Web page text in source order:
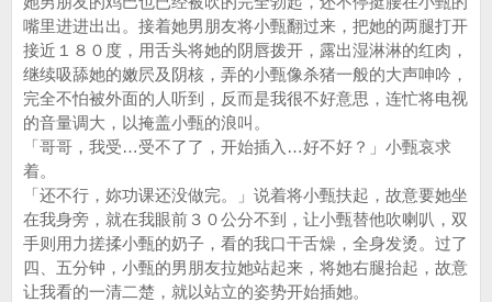
嘴里进进出出。接着她男朋友将小甄翻过来，把她的两腿打开
接近１８０度，用舌头将她的阴唇拨开，露出湿淋淋的红肉，
继续吸舔她的嫩屄及阴核，弄的小甄像杀猪一般的大声呻吟，
完全不怕被外面的人听到，反而是我很不好意思，连忙将电视
的音量调大，以掩盖小甄的浪叫。
「哥哥，我受…受不了了，开始插入…好不好？」小甄哀求
着。
「还不行，妳功课还没做完。」说着将小甄扶起，故意要她坐
在我身旁，就在我眼前３０公分不到，让小甄替他吹喇叭，双
手则用力搓揉小甄的奶子，看的我口干舌燥，全身发烫。过了
四、五分钟，小甄的男朋友拉她站起来，将她右腿抬起，故意
让我看的一清二楚，就以站立的姿势开始插她。